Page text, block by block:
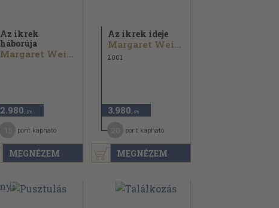
MEGNÉZEM
Az ikrek
háborúja
Margaret Weis...
2.980 ,-Ft
pont kapható
MEGNÉZEM
Az ikrek ideje
Margaret Weis...
2001
3.980 ,-Ft
pont kapható